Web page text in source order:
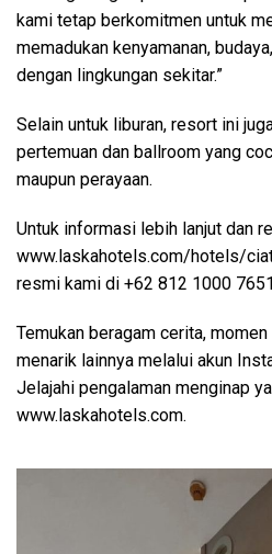
kami tetap berkomitmen untuk
memadukan kenyamanan,
dengan lingkungan sekitar.”
Selain untuk liburan, resort ini
pertemuan dan ballroom yang
maupun perayaan.
Untuk informasi lebih lanjut dan
www.laskahotels.com/hotels/
resmi kami di +62 812 1000
Temukan beragam cerita,
menarik lainnya melalui akun
Jelajahi pengalaman menginap
www.laskahotels.com.